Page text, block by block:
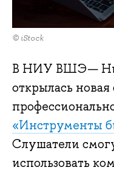
© iStock
В НИУ ВШЭ—
открылась
«Инструменты
Слушатели
использовать